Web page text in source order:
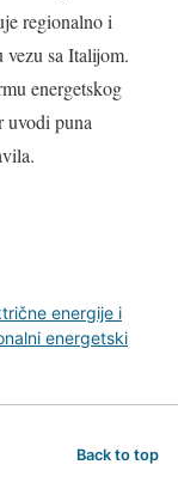
regionalno i
sa Italijom.
energetskog
uvodi puna
energije i
energetski
Back to top